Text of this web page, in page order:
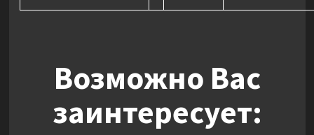
Возможно Вас
заинтересует: